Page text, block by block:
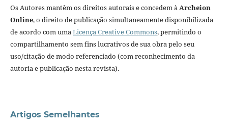
Os Autores mantêm os direitos autorais e concedem àArcheion
Online, o direito de publicação simultaneamente disponibilizada
de acordo com umaLicença Creative Commons, permitindo o
compartilhamento sem fins lucrativos de sua obra pelo seu
uso/citação de modo referenciado (com reconhecimento da
autoria e publicação nesta revista).
Artigos Semelhantes